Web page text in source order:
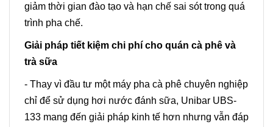
giảm thời gian đào tạo và hạn chế sai sót trong quá
trình pha chế.
Giải pháp tiết kiệm chi phí cho quán cà phê và
trà sữa
- Thay vì đầu tư một máy pha cà phê chuyên nghiệp
chỉ để sử dụng hơi nước đánh sữa, Unibar UBS-
133 mang đến giải pháp kinh tế hơn nhưng vẫn đáp